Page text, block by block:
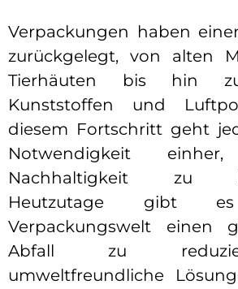
Verpackungen haben
zurückgelegt, von alten
Tierhäuten bis hin
Kunststoffen und
diesem Fortschritt geht
Notwendigkeit
Nachhaltigkeit zu
Heutzutage gibt
Verpackungswelt einen
Abfall zu
umweltfreundliche